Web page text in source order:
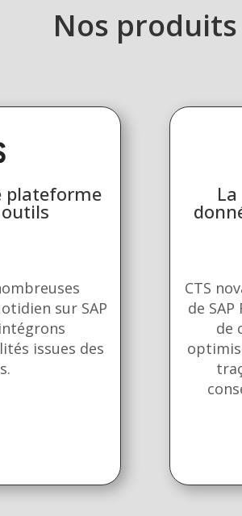
Nos produits
plateforme
outils
sur SAP
issues des
CTS
de
de